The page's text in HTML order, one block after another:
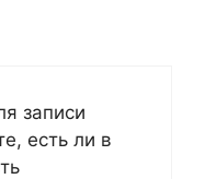
записи
есть ли в